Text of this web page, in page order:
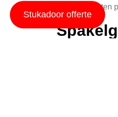
zijn deze platen
Stukadoor offerte